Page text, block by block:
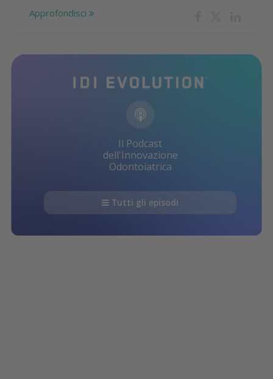
Approfondisci
Il Podcast
dell'Innovazione
Odontoiatrica
Tutti gli episodi